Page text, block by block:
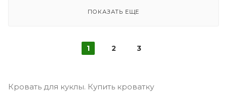
ПОКАЗАТЬ ЕЩЕ
1 2 3
Кровать для куклы. Купить кроватку